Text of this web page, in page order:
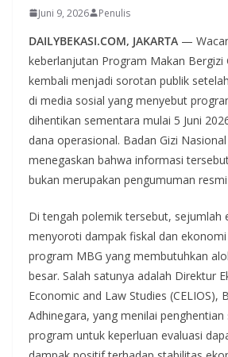
Juni 9, 2026 Penulis
DAILYBEKASI.COM, JAKARTA —
keberlanjutan Program Makan Bergizi
kembali menjadi sorotan publik
di media sosial yang menyebut
dihentikan sementara mulai 5 Juni
dana operasional. Badan Gizi
menegaskan bahwa informasi
bukan merupakan pengumuman
Di tengah polemik tersebut, sejumlah
menyoroti dampak fiskal dan
program MBG yang membutuhkan
besar. Salah satunya adalah Direktur
Economic and Law Studies (CELIOS),
Adhinegara, yang menilai
program untuk keperluan evaluasi